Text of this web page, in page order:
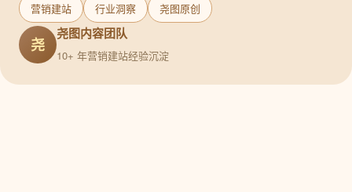
营销建站 行业洞察 尧图原创
尧
尧图内容团队
10+ 年营销建站经验沉淀